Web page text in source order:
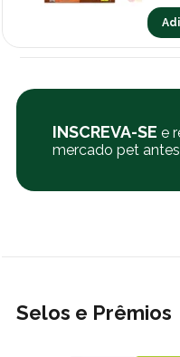
INSCREVA-SE e
mercado pet
Selos e Prêmios